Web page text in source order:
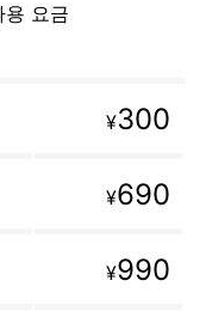
용 요금
¥300
¥690
¥990